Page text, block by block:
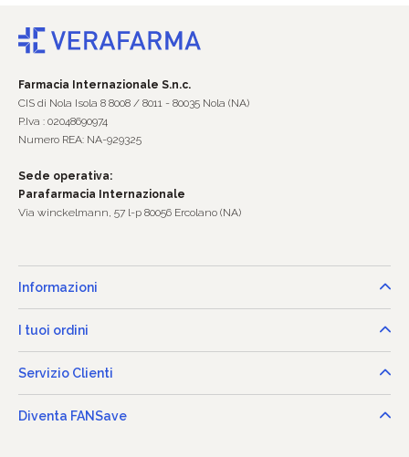
Farmacia Internazionale S.n.c.
CIS di Nola Isola 8 8008 / 8011 - 80035 Nola (NA)
P.Iva : 02048690974
Numero REA: NA-929325
Sede operativa:
Parafarmacia Internazionale
Via winckelmann, 57 l-p 80056 Ercolano (NA)
Informazioni
I tuoi ordini
Servizio Clienti
Diventa FANSave